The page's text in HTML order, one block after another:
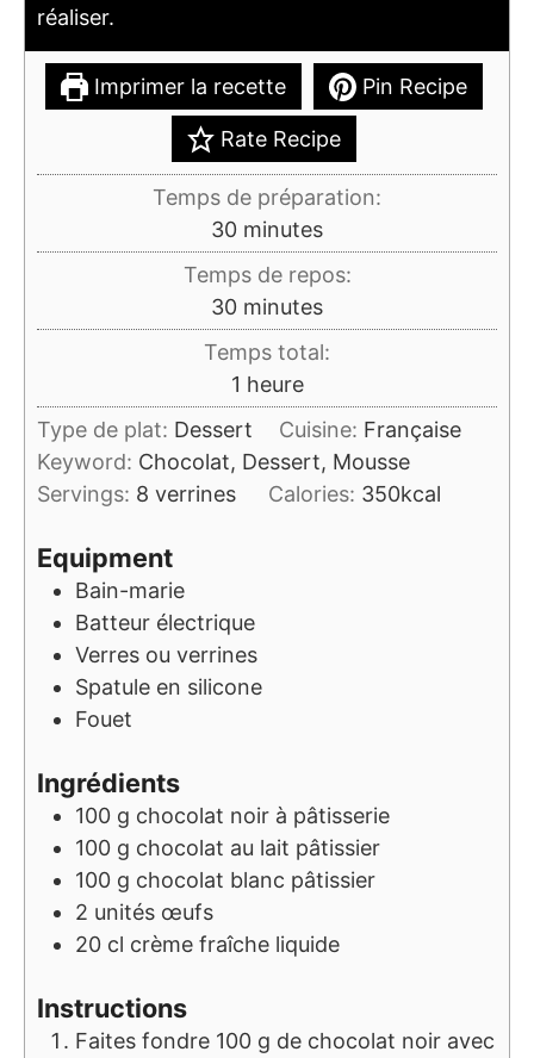
réaliser.
Imprimer la recette Pin Recipe
Rate Recipe
Temps de préparation:
30minutes
minutes
Temps de repos:
30minutes
minutes
Temps total:
1 heure
heure
Type de plat: Dessert Cuisine: Française
Keyword: Chocolat, Dessert, Mousse
Servings: 8 verrines Calories: 350kcal
Equipment
Bain-marie
Batteur électrique
Verres ou verrines
Spatule en silicone
Fouet
Ingrédients
100 g chocolat noir à pâtisserie
100 g chocolat au lait pâtissier
100 g chocolat blanc pâtissier
2 unités œufs
20 cl crème fraîche liquide
Instructions
Faites fondre 100 g de chocolat noir avec